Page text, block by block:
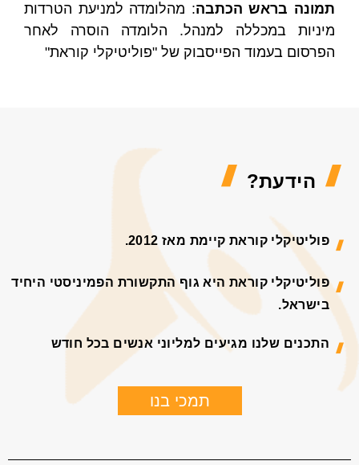
תמונה בראש הכתבה: מהלומדה למניעת הטרדות
מיניות במכללה למנהל. הלומדה הוסרה לאחר
הפרסום בעמוד הפייסבוק של "פוליטיקלי קוראת"
הידעת?
פוליטיקלי קוראת קיימת מאז 2012.
פוליטיקלי קוראת היא גוף התקשורת הפמיניסטי היחיד
בישראל.
התכנים שלנו מגיעים למליוני אנשים בכל חודש
תמכי בנו